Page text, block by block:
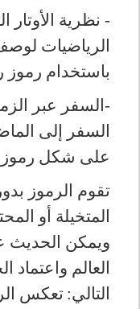
- نظرية الأوتار
الرياضيات
باستخدام رموز
-السفر عبر
السفر إلى
على شكل رموز
تقوم الرموز
المتخيلة أو
ويمكن الحديث
العالم
التالي: تعكس